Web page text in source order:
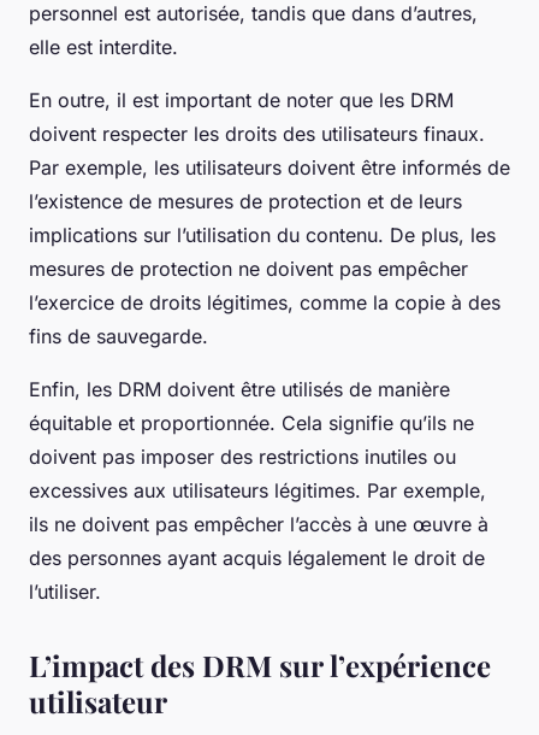
personnel est autorisée, tandis que dans d’autres,
elle est interdite.
En outre, il est important de noter que les DRM
doivent respecter les droits des utilisateurs finaux.
Par exemple, les utilisateurs doivent être informés de
l’existence de mesures de protection et de leurs
implications sur l’utilisation du contenu. De plus, les
mesures de protection ne doivent pas empêcher
l’exercice de droits légitimes, comme la copie à des
fins de sauvegarde.
Enfin, les DRM doivent être utilisés de manière
équitable et proportionnée. Cela signifie qu’ils ne
doivent pas imposer des restrictions inutiles ou
excessives aux utilisateurs légitimes. Par exemple,
ils ne doivent pas empêcher l’accès à une œuvre à
des personnes ayant acquis légalement le droit de
l’utiliser.
L’impact des DRM sur l’expérience
utilisateur